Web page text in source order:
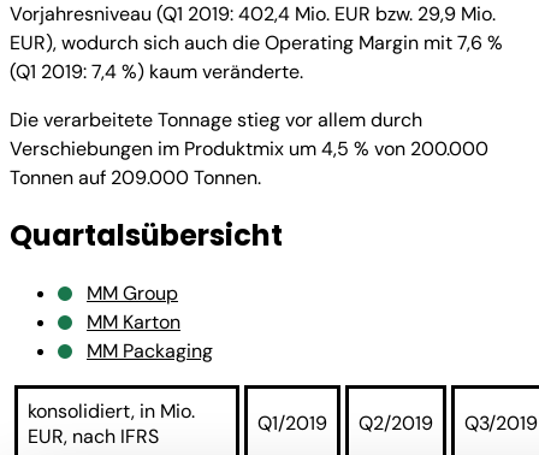
Vorjahresniveau (Q1 2019: 402,4 Mio. EUR bzw. 29,9 Mio.
EUR), wodurch sich auch die Operating Margin mit 7,6 %
(Q1 2019: 7,4 %) kaum veränderte.
Die verarbeitete Tonnage stieg vor allem durch
Verschiebungen im Produktmix um 4,5 % von 200.000
Tonnen auf 209.000 Tonnen.
Quartalsübersicht
MM Group
MM Karton
MM Packaging
konsolidiert, in Mio.
EUR, nach IFRS
Q1/2019 Q2/2019 Q3/2019